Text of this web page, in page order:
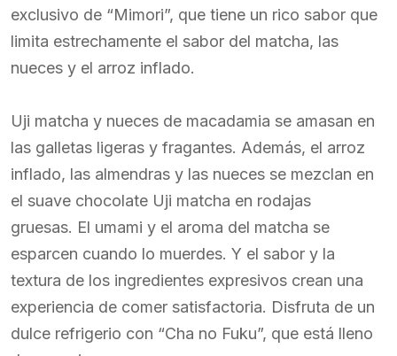
exclusivo de “Mimori”, que tiene un rico sabor que
limita estrechamente el sabor del matcha, las
nueces y el arroz inflado.
Uji matcha y nueces de macadamia se amasan en
las galletas ligeras y fragantes. Además, el arroz
inflado, las almendras y las nueces se mezclan en
el suave chocolate Uji matcha en rodajas
gruesas. El umami y el aroma del matcha se
esparcen cuando lo muerdes. Y el sabor y la
textura de los ingredientes expresivos crean una
experiencia de comer satisfactoria. Disfruta de un
dulce refrigerio con “Cha no Fuku”, que está lleno